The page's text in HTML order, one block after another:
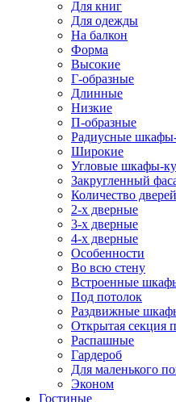
Для книг
Для одежды
На балкон
Форма
Высокие
Г-образные
Длинные
Низкие
П-образные
Радиусные
Широкие
Угловые шкафы-
Закругленный
Количество дверей
2-х дверные
3-х дверные
4-х дверные
Особенности
Во всю стену
Встроенные
Под потолок
Раздвижные
Открытая секция
Распашные
Гардероб
Для маленького
Эконом
Гостиные